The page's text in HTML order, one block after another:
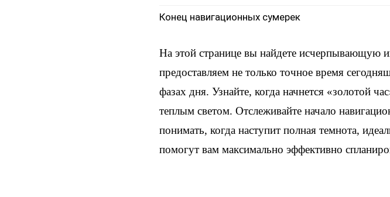
Конец навигационных сумерек
На этой странице вы найдете
предоставляем не только точное время
фазах дня. Узнайте, когда начнется «золотой
теплым светом. Отслеживайте начало
понимать, когда наступит полная темнота,
помогут вам максимально эффективно